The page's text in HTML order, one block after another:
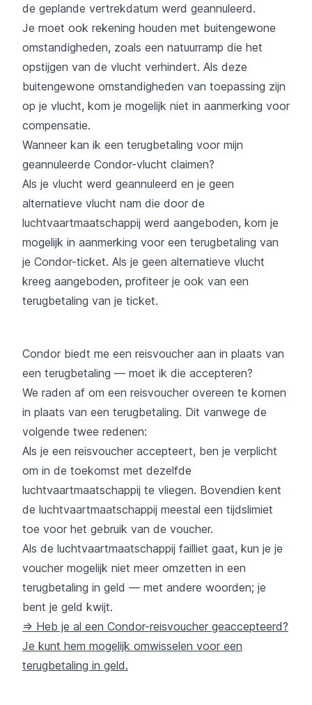
de geplande vertrekdatum werd geannuleerd.
Je moet ook rekening houden met buitengewone
omstandigheden, zoals een natuurramp die het
opstijgen van de vlucht verhindert. Als deze
buitengewone omstandigheden van toepassing zijn
op je vlucht, kom je mogelijk niet in aanmerking voor
compensatie.
Wanneer kan ik een terugbetaling voor mijn
geannuleerde Condor-vlucht claimen?
Als je vlucht werd geannuleerd en je geen
alternatieve vlucht nam die door de
luchtvaartmaatschappij werd aangeboden, kom je
mogelijk in aanmerking voor een terugbetaling van
je Condor-ticket. Als je geen alternatieve vlucht
kreeg aangeboden, profiteer je ook van een
terugbetaling van je ticket.
Condor biedt me een reisvoucher aan in plaats van
een terugbetaling — moet ik die accepteren?
We raden af om een reisvoucher overeen te komen
in plaats van een terugbetaling. Dit vanwege de
volgende twee redenen:
Als je een reisvoucher accepteert, ben je verplicht
om in de toekomst met dezelfde
luchtvaartmaatschappij te vliegen. Bovendien kent
de luchtvaartmaatschappij meestal een tijdslimiet
toe voor het gebruik van de voucher.
Als de luchtvaartmaatschappij failliet gaat, kun je je
voucher mogelijk niet meer omzetten in een
terugbetaling in geld — met andere woorden; je
bent je geld kwijt.
=> Heb je al een Condor-reisvoucher geaccepteerd?
Je kunt hem mogelijk omwisselen voor een
terugbetaling in geld.